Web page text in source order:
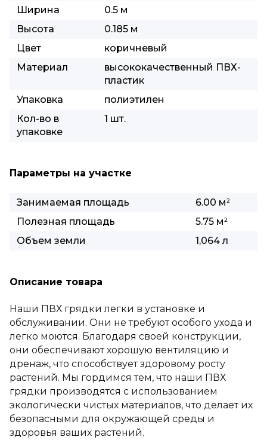
Ширина
0.5 м
Высота
0.185 м
Цвет
коричневый
Материал
высококачественный ПВХ-
пластик
Упаковка
полиэтилен
Кол-во в
упаковке
1 шт.
Параметры на участке
Занимаемая площадь 6.00 м2
Полезная площадь 5.75 м2
Объем земли 1,064 л
Описание товара
Наши ПВХ грядки легки в установке и
обслуживании. Они не требуют особого ухода и
легко моются. Благодаря своей конструкции,
они обеспечивают хорошую вентиляцию и
дренаж, что способствует здоровому росту
растений. Мы гордимся тем, что наши ПВХ
грядки производятся с использованием
экологически чистых материалов, что делает их
безопасными для окружающей среды и
здоровья ваших растений.